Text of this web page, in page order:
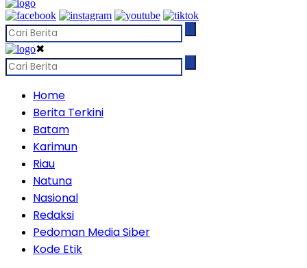
✖
Home
Berita Terkini
Batam
Karimun
Riau
Natuna
Nasional
Redaksi
Pedoman Media Siber
Kode Etik